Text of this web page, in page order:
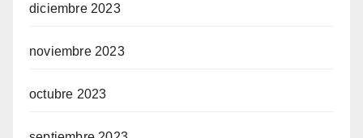
diciembre 2023
noviembre 2023
octubre 2023